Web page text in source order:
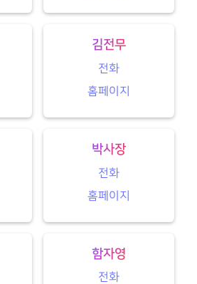
김전무
전화
홈페이지
박사장
전화
홈페이지
함자영
전화